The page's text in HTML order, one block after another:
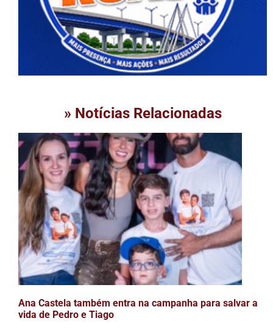
» Notícias Relacionadas
Ana Castela também entra na campanha para salvar a
vida de Pedro e Tiago